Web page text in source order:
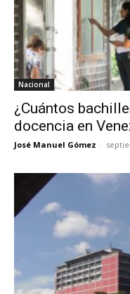
Nacional
¿Cuántos
docencia en
José Manuel Gómez -